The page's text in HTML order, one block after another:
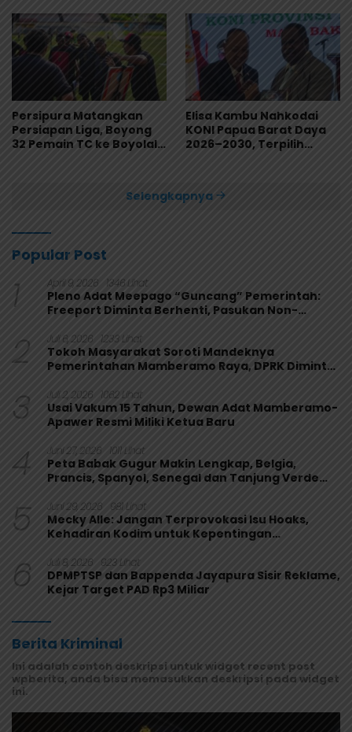
Persipura Matangkan
Persiapan Liga, Boyong
32 Pemain TC ke Boyolali
Elisa Kambu Nahkodai
KONI Papua Barat Daya
2026–2030, Terpilih
Selengkapnya
Popular Post
1 April 9, 2026 1346 Lihat
Pleno Adat Meepago “Guncang” Pemerintah:
Freeport Diminta Berhenti, Pasukan Non-
2 Juli 6, 2026 1233 Lihat
Tokoh Masyarakat Soroti Mandeknya
Pemerintahan Mamberamo Raya, DPRK Diminta
3 Juli 2, 2026 1062 Lihat
Usai Vakum 15 Tahun, Dewan Adat Mamberamo-
Apawer Resmi Miliki Ketua Baru
4 Juni 27, 2026 1011 Lihat
Peta Babak Gugur Makin Lengkap, Belgia,
Prancis, Spanyol, Senegal dan Tanjung Verde
5 Juni 29, 2026 981 Lihat
Mecky Alle: Jangan Terprovokasi Isu Hoaks,
Kehadiran Kodim untuk Kepentingan
6 Juli 8, 2026 923 Lihat
DPMPTSP dan Bappenda Jayapura Sisir Reklame,
Kejar Target PAD Rp3 Miliar
Berita Kriminal
Ini adalah contoh deskripsi untuk widget recent post
wpberita, anda bisa memasukkan deskripsi pada widget
ini.